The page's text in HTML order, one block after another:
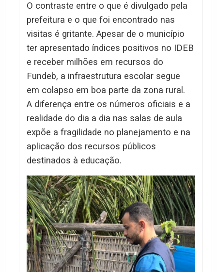
O contraste entre o que é divulgado pela
prefeitura e o que foi encontrado nas
visitas é gritante. Apesar de o município
ter apresentado índices positivos no IDEB
e receber milhões em recursos do
Fundeb, a infraestrutura escolar segue
em colapso em boa parte da zona rural.
A diferença entre os números oficiais e a
realidade do dia a dia nas salas de aula
expõe a fragilidade no planejamento e na
aplicação dos recursos públicos
destinados à educação.